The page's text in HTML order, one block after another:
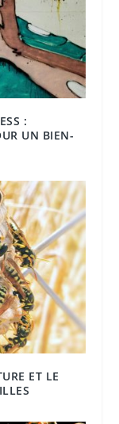
:
UN BIEN-
ET LE